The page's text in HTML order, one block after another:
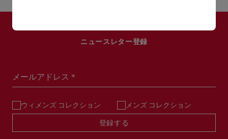
ニュースレター登録
メールアドレス＊
ウィメンズ コレクション メンズ コレクション
登録する